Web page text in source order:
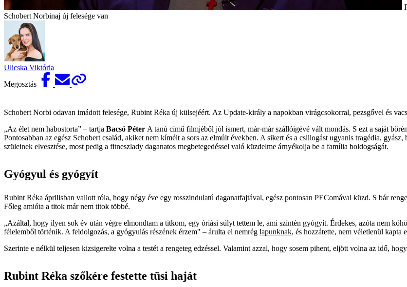
Schobert Norbinaj új felesége van
Ulicska Viktória
Megosztás
Schobert Norbi odavan imádott felesége, Rubint Réka új külsejéért. Az Update-király a napokban virágcsokorral, pezsgővel és
„Az élet nem habostorta” – tartja Bacsó Péter A tanú című filmjéből jól ismert, már-már szállóigévé vált mondás. S ezt a saját
Pontosabban az egész Schobert család, akiket nem kímélt a sors az elmúlt években. A sikert és a csillogást ugyanis tragédia,
szüleinek elvesztése, most pedig a fitneszlady daganatos megbetegedéssel való küzdelme árnyékolja be a família boldogságát.
Gyógyul és gyógyít
Rubint Réka áprilisban vallott róla, hogy négy éve egy rosszindulatú daganatfajtával, egész pontosan PEComával küzd. S bár
Főleg amióta a titok már nem titok többé.
„Azáltal, hogy ilyen sok év után végre elmondtam a titkom, egy óriási súlyt tettem le, ami szintén gyógyít. Érdekes, azóta nem
félelemből történik. A feldolgozás, a gyógyulás részének érzem" – árulta el nemrég lapunknak, és hozzátette, nem véletlenül kapta
Szerinte e nélkül teljesen kizsigerelte volna a testét a rengeteg edzéssel. Valamint azzal, hogy sosem pihent, eljött volna az idő,
Rubint Réka szőkére festette tüsi haját